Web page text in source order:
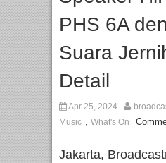
PHS 6A
Suara
Detail
Apr 25, 2024
Music , What's On
Jakarta,